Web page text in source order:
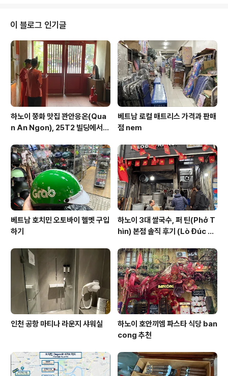
국립공원으로 출발. 위의 사진은 그 중간 어디쯤 있는 길가
입니다. 새벽이라 잠든 채로 몇 시간을 달려왔더니 벌써 동
이 트네요. 오랜 시간 비행으로 얼굴에는 개기름이 좔좔이
었지만, 너무 피곤해서 경치를 구경 할 새도 없이 실신 해
있었다는 사실. 저는 약간 예민 한 편이라, 동 틀 때쯤부터
깨어있었는데, 안개가 ..
이 블로그 인기글
하노이 쭝화 맛집 꽌안응온(Qua
n An Ngon), 25T2 빌딩에서
베트남 로컬 매트리스 가격과 판매
점 nem
베트남 호치민 오토바이 헬멧 구입
하기
하노이 3대 쌀국수, 퍼 틴(Phở T
hìn) 본점 솔직 후기 (Lò Đúc 거
인천 공항 마티나 라운지 샤워실
하노이 호안끼엠 파스타 식당 ban
cong 추천